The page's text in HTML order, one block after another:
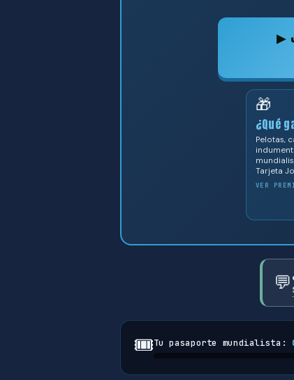
▶
🎁
¿Qué
Pelotas,
Tarjeta
VER
💬
🎟️Tu pasaporte mundialista: